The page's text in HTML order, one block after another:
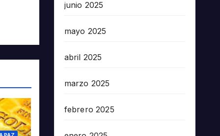
junio 2025
mayo 2025
abril 2025
marzo 2025
febrero 2025